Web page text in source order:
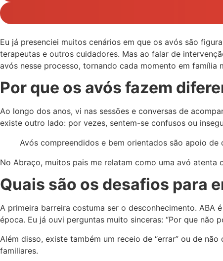
Eu já presenciei muitos cenários em que os avós são
terapeutas e outros cuidadores. Mas ao falar de
avós nesse processo, tornando cada momento em família
Por que os avós fazem
Ao longo dos anos, vi nas sessões e conversas de
existe outro lado: por vezes, sentem-se confusos ou
Avós compreendidos e bem orientados são apoio
No Abraço, muitos pais me relatam como uma avó
Quais são os desafios para
A primeira barreira costuma ser o desconhecimento. ABA
época. Eu já ouvi perguntas muito sinceras: “Por que não
Além disso, existe também um receio de “errar” ou de
familiares.